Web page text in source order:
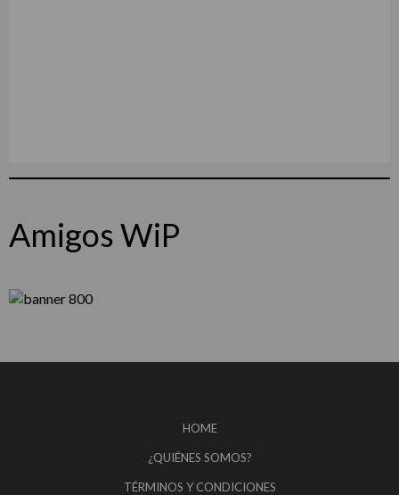
Amigos WiP
HOME
¿QUIÉNES SOMOS?
TÉRMINOS Y CONDICIONES